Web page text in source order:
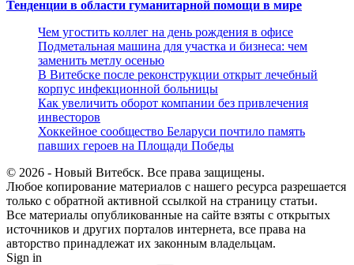
Тенденции в области гуманитарной помощи в мире
Чем угостить коллег на день рождения в офисе
Подметальная машина для участка и бизнеса: чем
заменить метлу осенью
В Витебске после реконструкции открыт лечебный
корпус инфекционной больницы
Как увеличить оборот компании без привлечения
инвесторов
Хоккейное сообщество Беларуси почтило память
павших героев на Площади Победы
© 2026 - Новый Витебск. Все права защищены.
Любое копирование материалов с нашего ресурса разрешается
только с обратной активной ссылкой на страницу статьи.
Все материалы опубликованные на сайте взяты с открытых
источников и других порталов интернета, все права на
авторство принадлежат их законным владельцам.
Sign in